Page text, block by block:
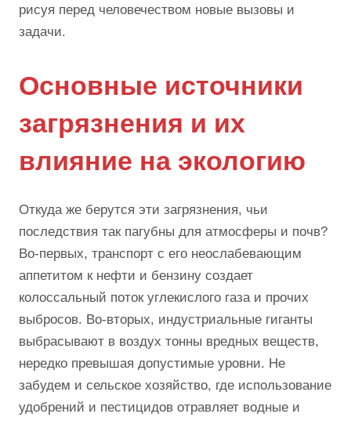
рисуя перед человечеством новые вызовы и
задачи.
Основные источники
загрязнения и их
влияние на экологию
Откуда же берутся эти загрязнения, чьи
последствия так пагубны для атмосферы и почв?
Во-первых, транспорт с его неослабевающим
аппетитом к нефти и бензину создает
колоссальный поток углекислого газа и прочих
выбросов. Во-вторых, индустриальные гиганты
выбрасывают в воздух тонны вредных веществ,
нередко превышая допустимые уровни. Не
забудем и сельское хозяйство, где использование
удобрений и пестицидов отравляет водные и